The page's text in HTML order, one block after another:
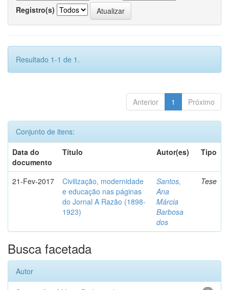
Registro(s)
Resultado 1-1 de 1.
Anterior 1 Próximo
Conjunto de itens:
Data do
documento
Título Autor(es) Tipo
21-Fev-2017
Civilização, modernidade
e educação nas páginas
do Jornal A Razão (1898-
1923)
Santos,
Ana
Márcia
Barbosa
dos
Tese
Busca facetada
Autor